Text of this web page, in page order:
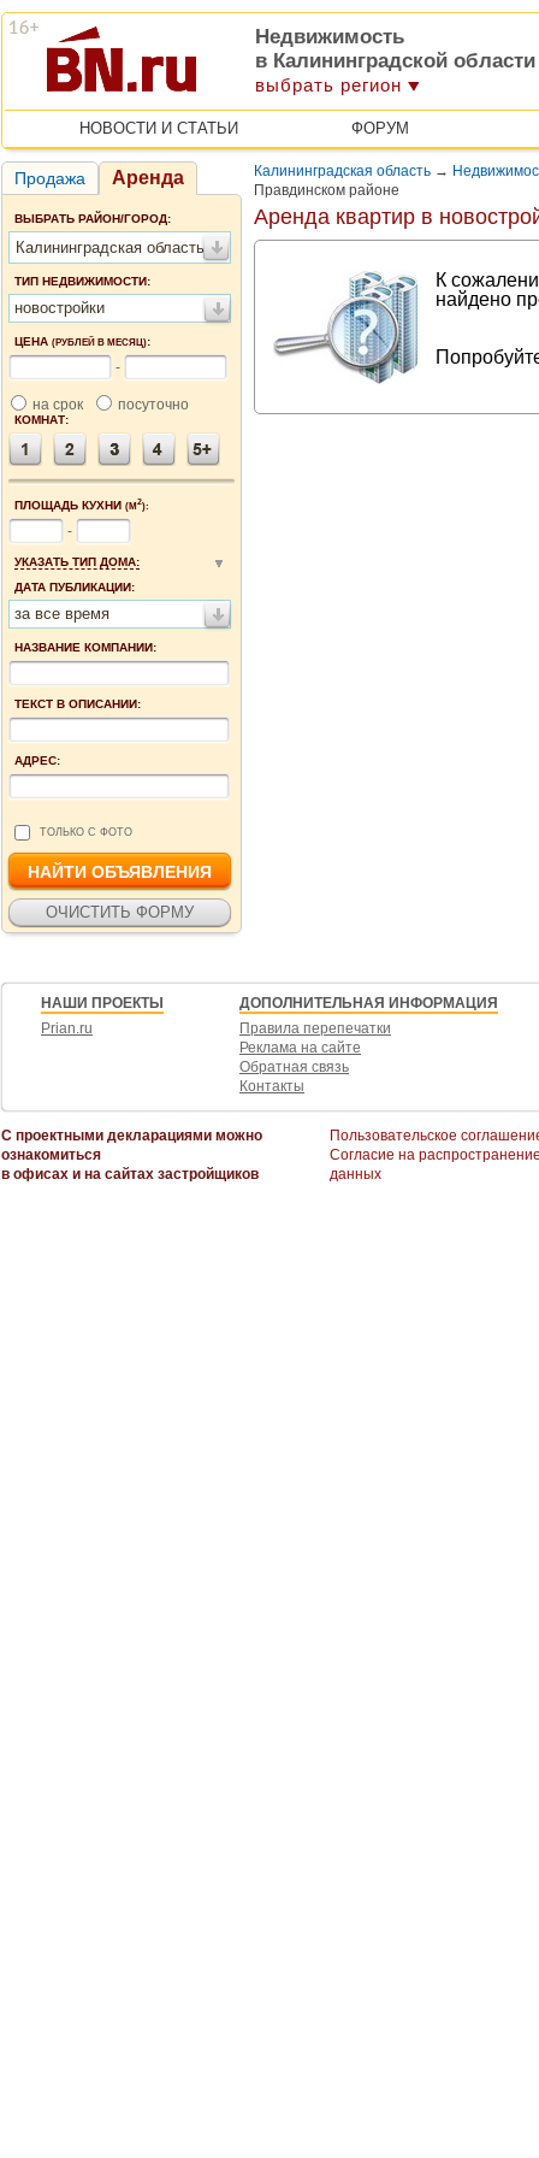
Недвижимость
в Калининградской области
выбрать регион
НОВОСТИ И СТАТЬИ ФОРУМ
Продажа Аренда
ВЫБРАТЬ РАЙОН/ГОРОД:
Калининградская область
ТИП НЕДВИЖИМОСТИ:
новостройки
ЦЕНА (РУБЛЕЙ В МЕСЯЦ):
-
на срок посуточно
КОМНАТ:
ПЛОЩАДЬ КУХНИ (М2):
-
УКАЗАТЬ ТИП ДОМА:
ДАТА ПУБЛИКАЦИИ:
за все время
НАЗВАНИЕ КОМПАНИИ:
ТЕКСТ В ОПИСАНИИ:
АДРЕС:
ТОЛЬКО С ФОТО
Калининградская область →
Правдинском районе
Аренда квартир в
К
найдено
НАШИ ПРОЕКТЫ
Prian.ru
ДОПОЛНИТЕЛЬНАЯ ИНФОРМАЦИЯ
Правила перепечатки
Реклама на сайте
Обратная связь
Контакты
С проектными декларациями можно
ознакомиться
в офисах и на сайтах застройщиков
Пользовательское
Согласие на
данных